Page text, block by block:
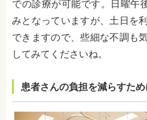
での診療が可能です。日曜午
みとなっていますが、土日を
できますので、些細な不調も
してみてくださいね。
患者さんの負担を減らすため